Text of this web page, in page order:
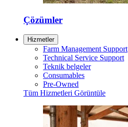
Çözümler
Hizmetler
Farm Management Support
Technical Service Support
Teknik belgeler
Consumables
Pre-Owned
Tüm Hizmetleri Görüntüle